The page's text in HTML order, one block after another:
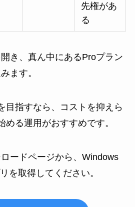
先権があ
る
き、真ん中にあるProプラン
ます。
目指すなら、コストを抑えら
める運用がおすすめです。
ードページから、Windows
を取得してください。